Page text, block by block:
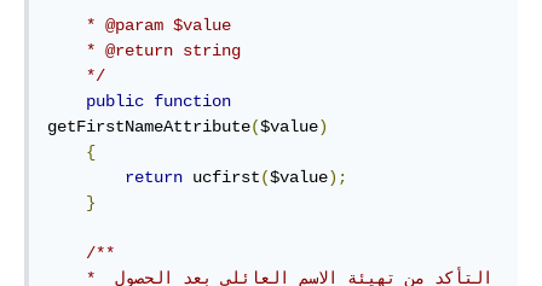
    */
public function
getFirstNameAttribute($value)
{
return ucfirst($value);
}
/**